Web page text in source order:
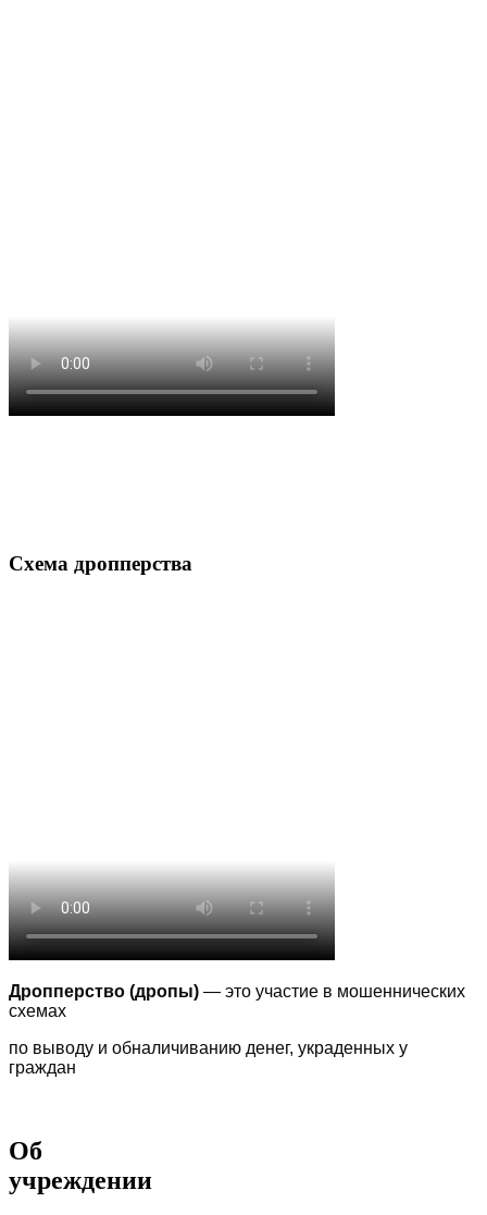
Схема дропперства
Дропперство (дропы) — это участие в мошеннических
схемах
по выводу и обналичиванию денег, украденных у
граждан
Об
учреждении